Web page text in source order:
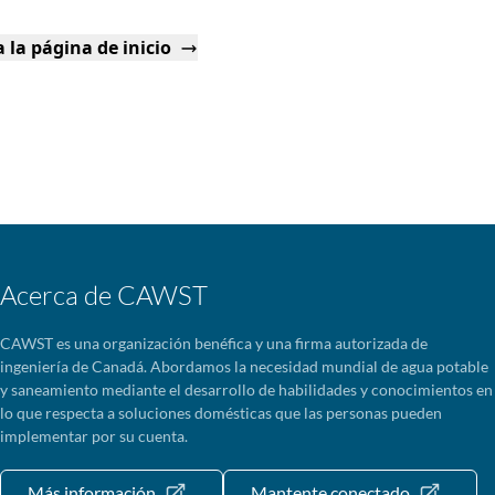
la página de inicio
Acerca de CAWST
CAWST es una organización benéfica y una firma autorizada de
ingeniería de Canadá. Abordamos la necesidad mundial de agua potable
y saneamiento mediante el desarrollo de habilidades y conocimientos en
lo que respecta a soluciones domésticas que las personas pueden
implementar por su cuenta.